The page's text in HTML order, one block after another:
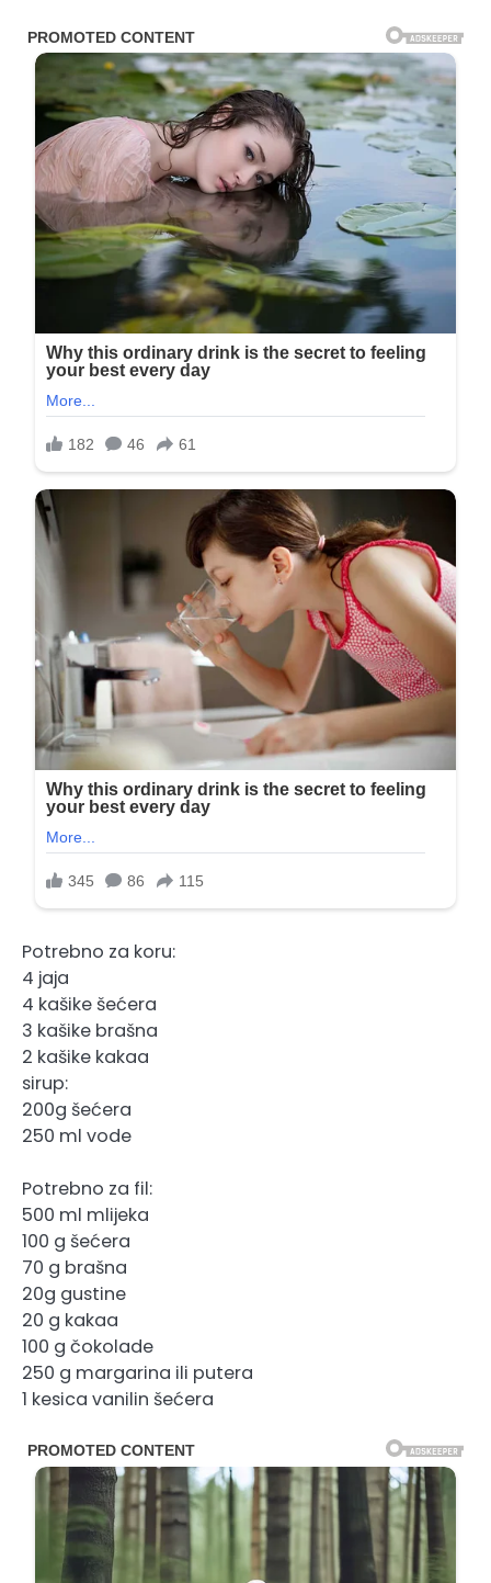
Potrebno za koru:
4 jaja
4 kašike šećera
3 kašike brašna
2 kašike kakaa
sirup:
200g šećera
250 ml vode
Potrebno za fil:
500 ml mlijeka
100 g šećera
70 g brašna
20g gustine
20 g kakaa
100 g čokolade
250 g margarina ili putera
1 kesica vanilin šećera